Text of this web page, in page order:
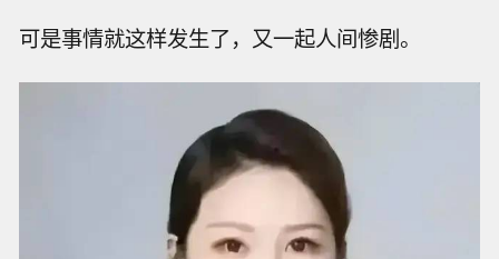
可是事情就这样发生了，又一起人间惨剧。